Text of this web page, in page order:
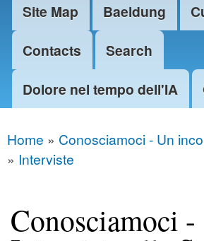
Site Map
Baeldung
Contacts
Search
Dolore nel tempo dell'IA
You are here
Home » Conosciamoci - Un
» Interviste
Conosciamoci -